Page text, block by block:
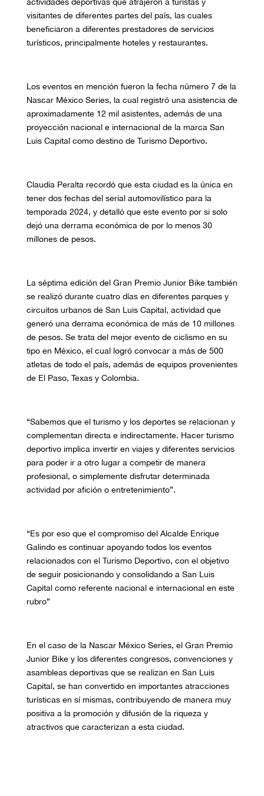
actividades deportivas que atrajeron a turistas y
visitantes de diferentes partes del país, las cuales
beneficiaron a diferentes prestadores de servicios
turísticos, principalmente hoteles y restaurantes.
Los eventos en mención fueron la fecha número 7 de la
Nascar México Series, la cual registró una asistencia de
aproximadamente 12 mil asistentes, además de una
proyección nacional e internacional de la marca San
Luis Capital como destino de Turismo Deportivo.
Claudia Peralta recordó que esta ciudad es la única en
tener dos fechas del serial automovilístico para la
temporada 2024, y detalló que este evento por si solo
dejó una derrama económica de por lo menos 30
millones de pesos.
La séptima edición del Gran Premio Junior Bike también
se realizó durante cuatro días en diferentes parques y
circuitos urbanos de San Luis Capital, actividad que
generó una derrama económica de más de 10 millones
de pesos. Se trata del mejor evento de ciclismo en su
tipo en México, el cual logró convocar a más de 500
atletas de todo el país, además de equipos provenientes
de El Paso, Texas y Colombia.
“Sabemos que el turismo y los deportes se relacionan y
complementan directa e indirectamente. Hacer turismo
deportivo implica invertir en viajes y diferentes servicios
para poder ir a otro lugar a competir de manera
profesional, o simplemente disfrutar determinada
actividad por afición o entretenimiento”.
“Es por eso que el compromiso del Alcalde Enrique
Galindo es continuar apoyando todos los eventos
relacionados con el Turismo Deportivo, con el objetivo
de seguir posicionando y consolidando a San Luis
Capital como referente nacional e internacional en este
rubro”
En el caso de la Nascar México Series, el Gran Premio
Junior Bike y los diferentes congresos, convenciones y
asambleas deportivas que se realizan en San Luis
Capital, se han convertido en importantes atracciones
turísticas en sí mismas, contribuyendo de manera muy
positiva a la promoción y difusión de la riqueza y
atractivos que caracterizan a esta ciudad.